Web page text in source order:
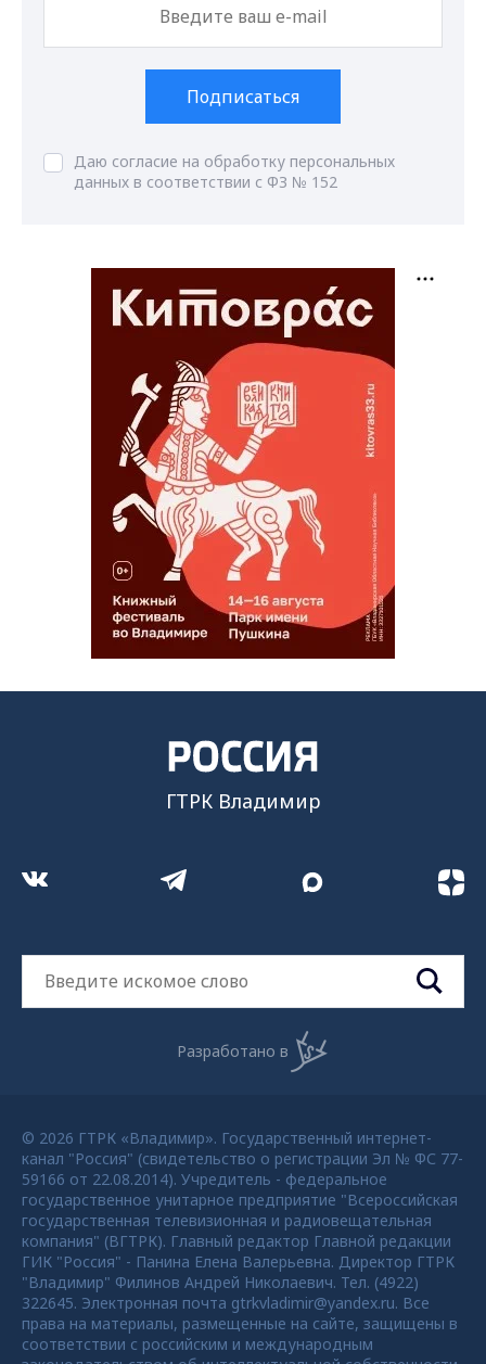
Подписаться
Даю согласие на обработку персональных
данных в соответствии с ФЗ № 152
ГТРК Владимир
Разработано в
© 2026 ГТРК «Владимир». Государственный интернет-
канал "Россия" (свидетельство о регистрации Эл № ФС 77-
59166 от 22.08.2014). Учредитель - федеральное
государственное унитарное предприятие "Всероссийская
государственная телевизионная и радиовещательная
компания" (ВГТРК). Главный редактор Главной редакции
ГИК "Россия" - Панина Елена Валерьевна. Директор ГТРК
"Владимир" Филинов Андрей Николаевич. Тел. (4922)
322645. Электронная почта gtrkvladimir@yandex.ru. Все
права на материалы, размещенные на сайте, защищены в
соответствии с российским и международным